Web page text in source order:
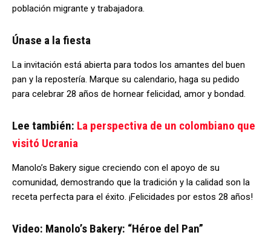
población migrante y trabajadora.
Únase a la fiesta
La invitación está abierta para todos los amantes del buen
pan y la repostería. Marque su calendario, haga su pedido
para celebrar 28 años de hornear felicidad, amor y bondad.
Lee también: La perspectiva de un colombiano que
visitó Ucrania
Manolo’s Bakery sigue creciendo con el apoyo de su
comunidad, demostrando que la tradición y la calidad son la
receta perfecta para el éxito. ¡Felicidades por estos 28 años!
Video: Manolo’s Bakery: “Héroe del Pan”